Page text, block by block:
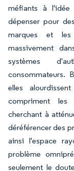
méfiants à l'idée
dépenser pour
marques et les
massivement
systèmes
consommateurs.
elles
compriment les
cherchant à
déréférencer des
ainsi l'espace
problème
seulement le